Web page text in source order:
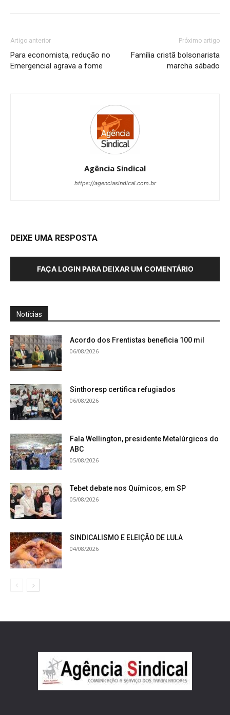
Artigo anterior
Para economista, redução no
Emergencial agrava a fome
Próximo artigo
Família cristã bolsonarista
marcha sábado
Agência Sindical
https://agenciasindical.com.br
DEIXE UMA RESPOSTA
FAÇA LOGIN PARA DEIXAR UM COMENTÁRIO
Notícias
Acordo dos Frentistas beneficia 100 mil
06/08/2026
Sinthoresp certifica refugiados
06/08/2026
Fala Wellington, presidente Metalúrgicos do
ABC
05/08/2026
Tebet debate nos Químicos, em SP
05/08/2026
SINDICALISMO E ELEIÇÃO DE LULA
04/08/2026